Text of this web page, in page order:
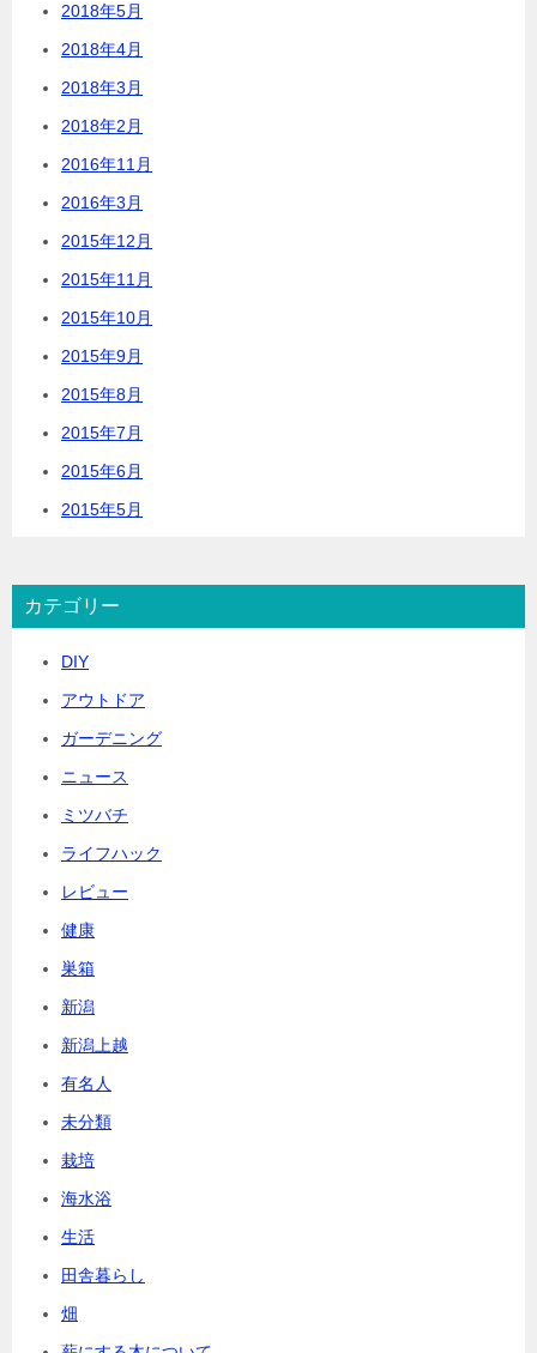
2018年5月
2018年4月
2018年3月
2018年2月
2016年11月
2016年3月
2015年12月
2015年11月
2015年10月
2015年9月
2015年8月
2015年7月
2015年6月
2015年5月
カテゴリー
DIY
アウトドア
ガーデニング
ニュース
ミツバチ
ライフハック
レビュー
健康
巣箱
新潟
新潟上越
有名人
未分類
栽培
海水浴
生活
田舎暮らし
畑